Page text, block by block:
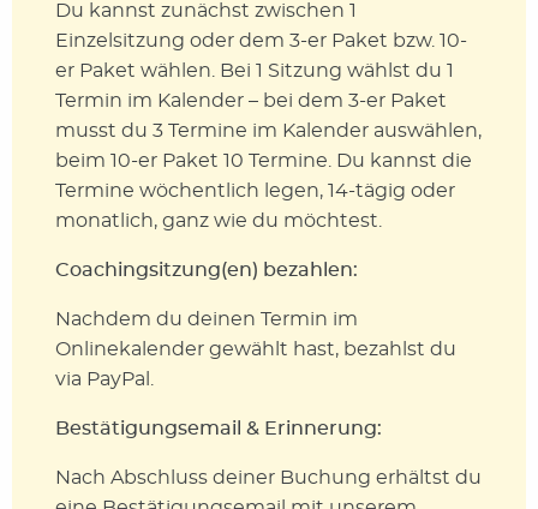
Du kannst zunächst zwischen 1
Einzelsitzung oder dem 3-er Paket bzw. 10-
er Paket wählen. Bei 1 Sitzung wählst du 1
Termin im Kalender – bei dem 3-er Paket
musst du 3 Termine im Kalender auswählen,
beim 10-er Paket 10 Termine. Du kannst die
Termine wöchentlich legen, 14-tägig oder
monatlich, ganz wie du möchtest.
Coachingsitzung(en) bezahlen:
Nachdem du deinen Termin im
Onlinekalender gewählt hast, bezahlst du
via PayPal.
Bestätigungsemail & Erinnerung:
Nach Abschluss deiner Buchung erhältst du